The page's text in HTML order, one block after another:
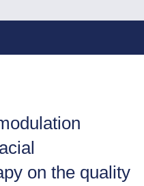
on the quality